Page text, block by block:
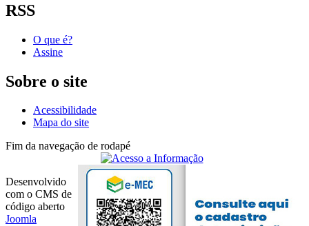
RSS
O que é?
Assine
Sobre o site
Acessibilidade
Mapa do site
Fim da navegação de rodapé
Desenvolvido
com o CMS de
código aberto
Joomla